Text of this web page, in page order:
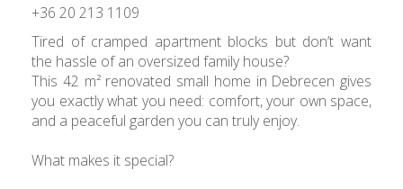
+36 20 213 1109
Tired of cramped apartment blocks but don’t want
the hassle of an oversized family house?
This 42 m² renovated small home in Debrecen gives
you exactly what you need: comfort, your own space,
and a peaceful garden you can truly enjoy.
What makes it special?